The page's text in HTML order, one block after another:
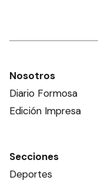
Nosotros
Diario Formosa
Edición Impresa
Secciones
Deportes